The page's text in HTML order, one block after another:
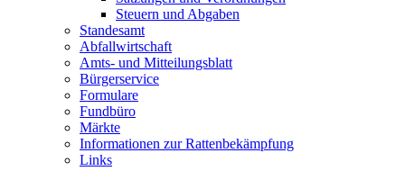
Steuern und Abgaben
Standesamt
Abfallwirtschaft
Amts- und Mitteilungsblatt
Bürgerservice
Formulare
Fundbüro
Märkte
Informationen zur Rattenbekämpfung
Links